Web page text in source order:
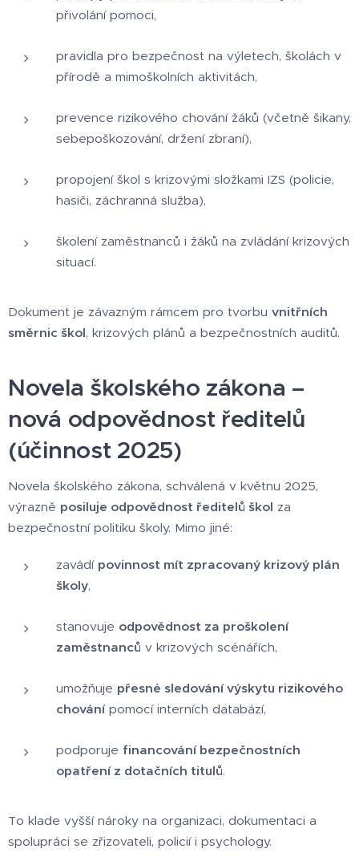
přivolání pomoci,
pravidla pro bezpečnost na výletech, školách v
přírodě a mimoškolních aktivitách,
prevence rizikového chování žáků (včetně šikany,
sebepoškozování, držení zbraní),
propojení škol s krizovými složkami IZS (policie,
hasiči, záchranná služba),
školení zaměstnanců i žáků na zvládání krizových
situací.
Dokument je závazným rámcem pro tvorbu vnitřních
směrnic škol, krizových plánů a bezpečnostních auditů.
Novela školského zákona –
nová odpovědnost ředitelů
(účinnost 2025)
Novela školského zákona, schválená v květnu 2025,
výrazně posiluje odpovědnost ředitelů škol za
bezpečnostní politiku školy. Mimo jiné:
zavádí povinnost mít zpracovaný krizový plán
školy,
stanovuje odpovědnost za proškolení
zaměstnanců v krizových scénářích,
umožňuje přesné sledování výskytu rizikového
chovánípomocí interních databází,
podporuje financování bezpečnostních
opatření z dotačních titulů.
To klade vyšší nároky na organizaci, dokumentaci a
spolupráci se zřizovateli, policií i psychology.